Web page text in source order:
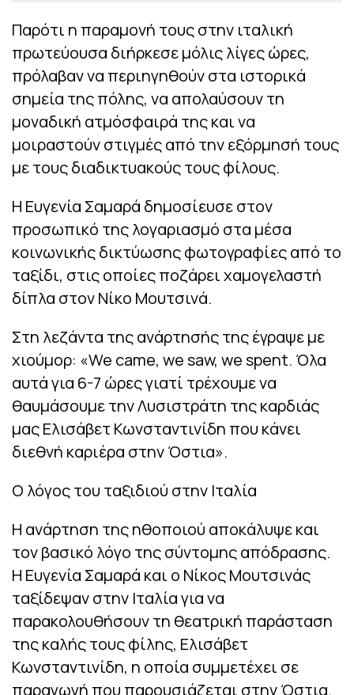
Παρότι η παραμονή τους στην ιταλική
πρωτεύουσα διήρκεσε μόλις λίγες ώρες,
πρόλαβαν να περιηγηθούν στα ιστορικά
σημεία της πόλης, να απολαύσουν τη
μοναδική ατμόσφαιρά της και να
μοιραστούν στιγμές από την εξόρμησή τους
με τους διαδικτυακούς τους φίλους.
Η Ευγενία Σαμαρά δημοσίευσε στον
προσωπικό της λογαριασμό στα μέσα
κοινωνικής δικτύωσης φωτογραφίες από το
ταξίδι, στις οποίες ποζάρει χαμογελαστή
δίπλα στον Νίκο Μουτσινά.
Στη λεζάντα της ανάρτησής της έγραψε με
χιούμορ: «We came, we saw, we spent. Όλα
αυτά για 6-7 ώρες γιατί τρέχουμε να
θαυμάσουμε την Λυσιστράτη της καρδιάς
μας Ελισάβετ Κωνσταντινίδη που κάνει
διεθνή καριέρα στην Όστια».
Ο λόγος του ταξιδιού στην Ιταλία
Η ανάρτηση της ηθοποιού αποκάλυψε και
τον βασικό λόγο της σύντομης απόδρασης.
Η Ευγενία Σαμαρά και ο Νίκος Μουτσινάς
ταξίδεψαν στην Ιταλία για να
παρακολουθήσουν τη θεατρική παράσταση
της καλής τους φίλης, Ελισάβετ
Κωνσταντινίδη, η οποία συμμετέχει σε
παραγωγή που παρουσιάζεται στην Όστια.